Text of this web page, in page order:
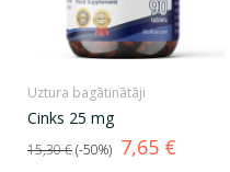
Uztura bagātinātāji
Cinks 25 mg
Standarta
cena
15,30 € -50% Cena
7,65 €